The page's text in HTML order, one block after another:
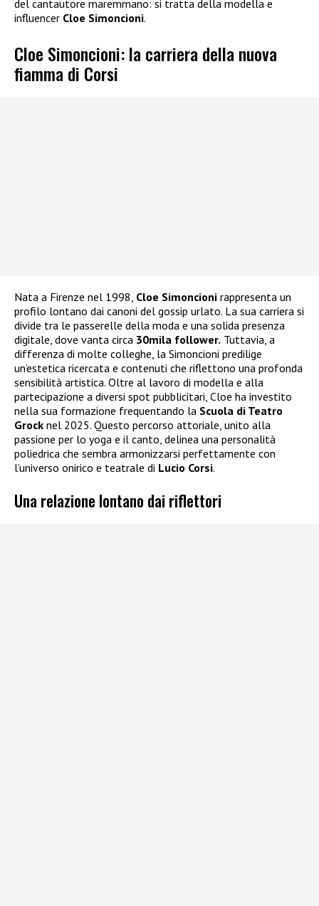
del cantautore maremmano: si tratta della modella e
influencer Cloe Simoncioni.
Cloe Simoncioni: la carriera della nuova
fiamma di Corsi
Nata a Firenze nel 1998, Cloe Simoncioni rappresenta un
profilo lontano dai canoni del gossip urlato. La sua carriera si
divide tra le passerelle della moda e una solida presenza
digitale, dove vanta circa 30mila follower. Tuttavia, a
differenza di molte colleghe, la Simoncioni predilige
un’estetica ricercata e contenuti che riflettono una profonda
sensibilità artistica. Oltre al lavoro di modella e alla
partecipazione a diversi spot pubblicitari, Cloe ha investito
nella sua formazione frequentando la Scuola di Teatro
Grock nel 2025. Questo percorso attoriale, unito alla
passione per lo yoga e il canto, delinea una personalità
poliedrica che sembra armonizzarsi perfettamente con
l’universo onirico e teatrale di Lucio Corsi.
Una relazione lontano dai riflettori